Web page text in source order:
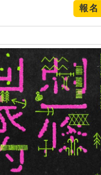
報名